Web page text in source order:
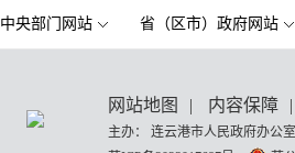
中央部门网站 省（区市）政府网站
网站地图 | 内容保障 |
主办： 连云港市人民政府办